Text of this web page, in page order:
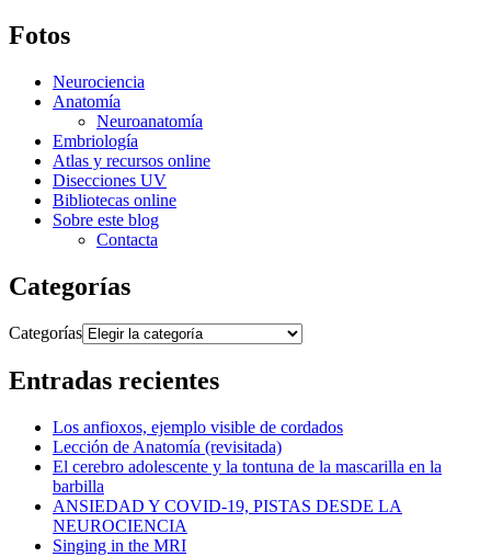
Fotos
Neurociencia
Anatomía
Neuroanatomía
Embriología
Atlas y recursos online
Disecciones UV
Bibliotecas online
Sobre este blog
Contacta
Categorías
Categorías
Entradas recientes
Los anfioxos, ejemplo visible de cordados
Lección de Anatomía (revisitada)
El cerebro adolescente y la tontuna de la mascarilla en la
barbilla
ANSIEDAD Y COVID-19, PISTAS DESDE LA
NEUROCIENCIA
Singing in the MRI